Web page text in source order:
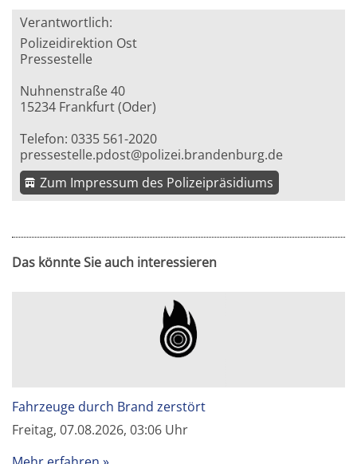
Verantwortlich:
Polizeidirektion Ost
Pressestelle
Nuhnenstraße 40
15234 Frankfurt (Oder)
Telefon: 0335 561-2020
pressestelle.pdost@polizei.brandenburg.de
Zum Impressum des Polizeipräsidiums
Das könnte Sie auch interessieren
Fahrzeuge durch Brand zerstört
Freitag, 07.08.2026, 03:06 Uhr